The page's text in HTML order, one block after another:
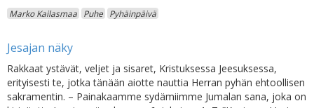
Marko Kailasmaa Puhe Pyhäinpäivä
Jesajan näky
Rakkaat ystävät, veljet ja sisaret, Kristuksessa Jeesuksessa,
erityisesti te, jotka tänään aiotte nauttia Herran pyhän ehtoollisen
sakramentin. – Painakaamme sydämiimme Jumalan sana, joka on